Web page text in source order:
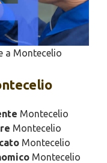
a Montecelio
Montecelio
Montecelio
Montecelio
Montecelio